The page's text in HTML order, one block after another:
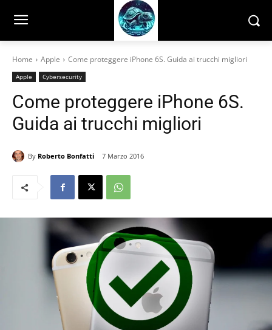
Home Apple Come proteggere iPhone 6S. Guida ai trucchi migliori
Apple Cybersecurity
Come proteggere iPhone 6S.
Guida ai trucchi migliori
By Roberto Bonfatti 7 Marzo 2016